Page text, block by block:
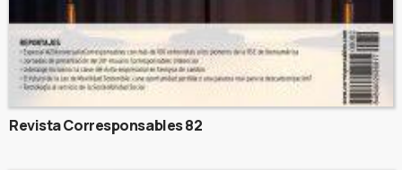
Revista Corresponsables 82